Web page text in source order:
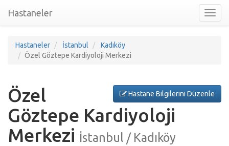
nav
Hastaneler
Hastaneler İstanbul
Kadıköy
Özel Göztepe Kardiyoloji Merkezi
Hastane Bilgilerini Düzenle
Özel
Göztepe Kardiyoloji
Merkezi İstanbul / Kadıköy